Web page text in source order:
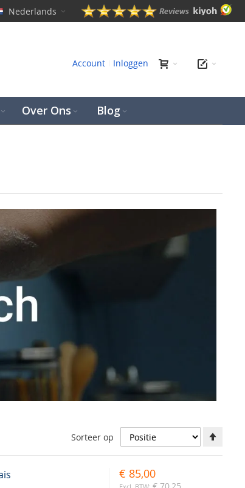
Nederlands
Account Inloggen
Over Ons Blog
Sorteer op
€ 85,00